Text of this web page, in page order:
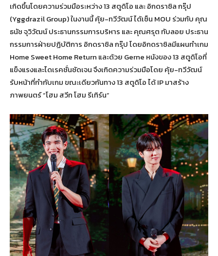
เกิดขึ้นโดยความร่วมมือระหว่าง 13 สตูดิโอ และ อิกดราซิล กรุ๊ป
(Yggdrazil Group) ในงานนี้ คุ้ย-ทวีวัฒน์ ได้เซ็น MOU ร่วมกับ คุณ
ธนัช จุวิวัฒน์ ประธานกรรมการบริหาร และ คุณศรุต ทับลอย ประธาน
กรรมการฝ่ายปฏิบัติการ อิกดราซิล กรุ๊ป โดยอิกดราซิลมีแผนทำเกม
Home Sweet Home Return และด้วย Gerne หนังของ 13 สตูดิโอที่
แข็งแรงและไดเรคชั่นชัดเจน จึงเกิดความร่วมมือโดย คุ้ย-ทวีวัฒน์
รับหน้าที่กำกับเกม ขณะเดียวกันทาง 13 สตูดิโอ ได้ IP มาสร้าง
ภาพยนตร์ “โฮม สวีท โฮม รีเทิร์น”